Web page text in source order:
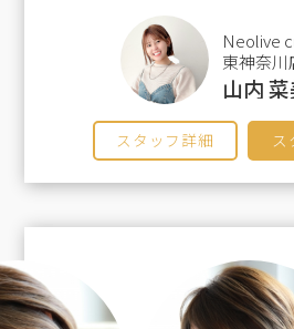
Neolive
東神奈川
山内
スタッフ詳細 ス